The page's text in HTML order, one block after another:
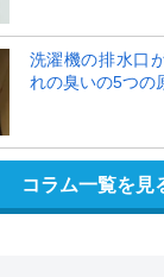
洗濯機の排水口
れの臭いの5つの
コラム一覧を見